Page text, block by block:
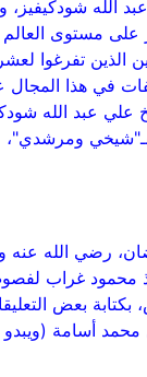
الله
على مستوى
الذين تفرغوا
في هذا المجال
عبد الله
ومرشدي"،
رضي الله عنه
محمود غراب
بعض
أسامة